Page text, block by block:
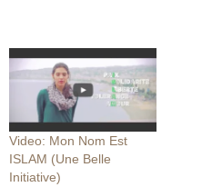
Video: Mon Nom Est
ISLAM (Une Belle
Initiative)